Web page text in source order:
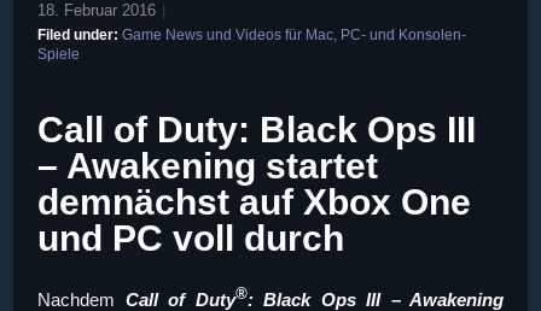
18. Februar 2016
Filed under: Game News und Videos für Mac, PC- und Konsolen-
Spiele
Call of Duty: Black Ops III
– Awakening startet
demnächst auf Xbox One
und PC voll durch
Nachdem Call of Duty®: Black Ops III – Awakening